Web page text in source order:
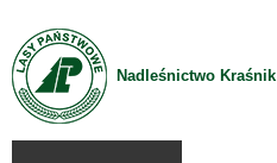
Zum Inhalt wechseln
Nadleśnictwo Kraśnik